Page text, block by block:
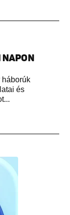
NAPON
háborúk
és